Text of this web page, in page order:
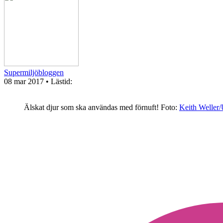
Supermiljöbloggen
08 mar 2017 • Lästid:
Älskat djur som ska användas med förnuft! Foto: Keith